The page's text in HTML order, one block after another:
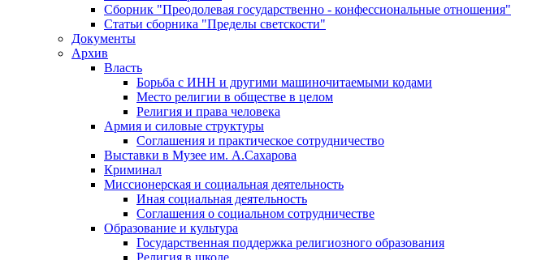
Сборник "Преодолевая государственно - конфессиональные отношения"
Статьи сборника "Пределы светскости"
Документы
Архив
Власть
Борьба с ИНН и другими машиночитаемыми кодами
Место религии в обществе в целом
Религия и права человека
Армия и силовые структуры
Соглашения и практическое сотрудничество
Выставки в Музее им. А.Сахарова
Криминал
Миссионерская и социальная деятельность
Иная социальная деятельность
Соглашения о социальном сотрудничестве
Образование и культура
Государственная поддержка религиозного образования